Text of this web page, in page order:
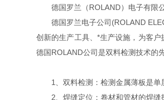
德国罗兰（ROLAND）电子有限
德国罗兰电子公司(ROLAND
创新的生产工具、*生产设施，为客
德国ROLAND公司是双料检测技术的
1、双料检测：检测金属薄板是
2、焊缝定位：卷材和管材的焊